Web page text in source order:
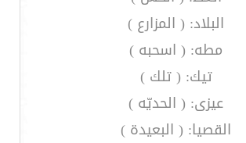
البلاد: ( المزارع )
مطه: ( اسحبه )
تيك: ( تلك )
عيزى: ( الحديّه )
القصيا: ( البعيدة )